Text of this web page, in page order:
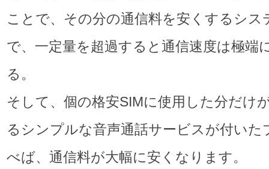
ことで、その分の通信料を安くするシス
で、一定量を超過すると通信速度は極端
る。
そして、個の格安SIMに使用した分だけ
るシンプルな音声通話サービスが付いた
べば、通信料が大幅に安くなります。